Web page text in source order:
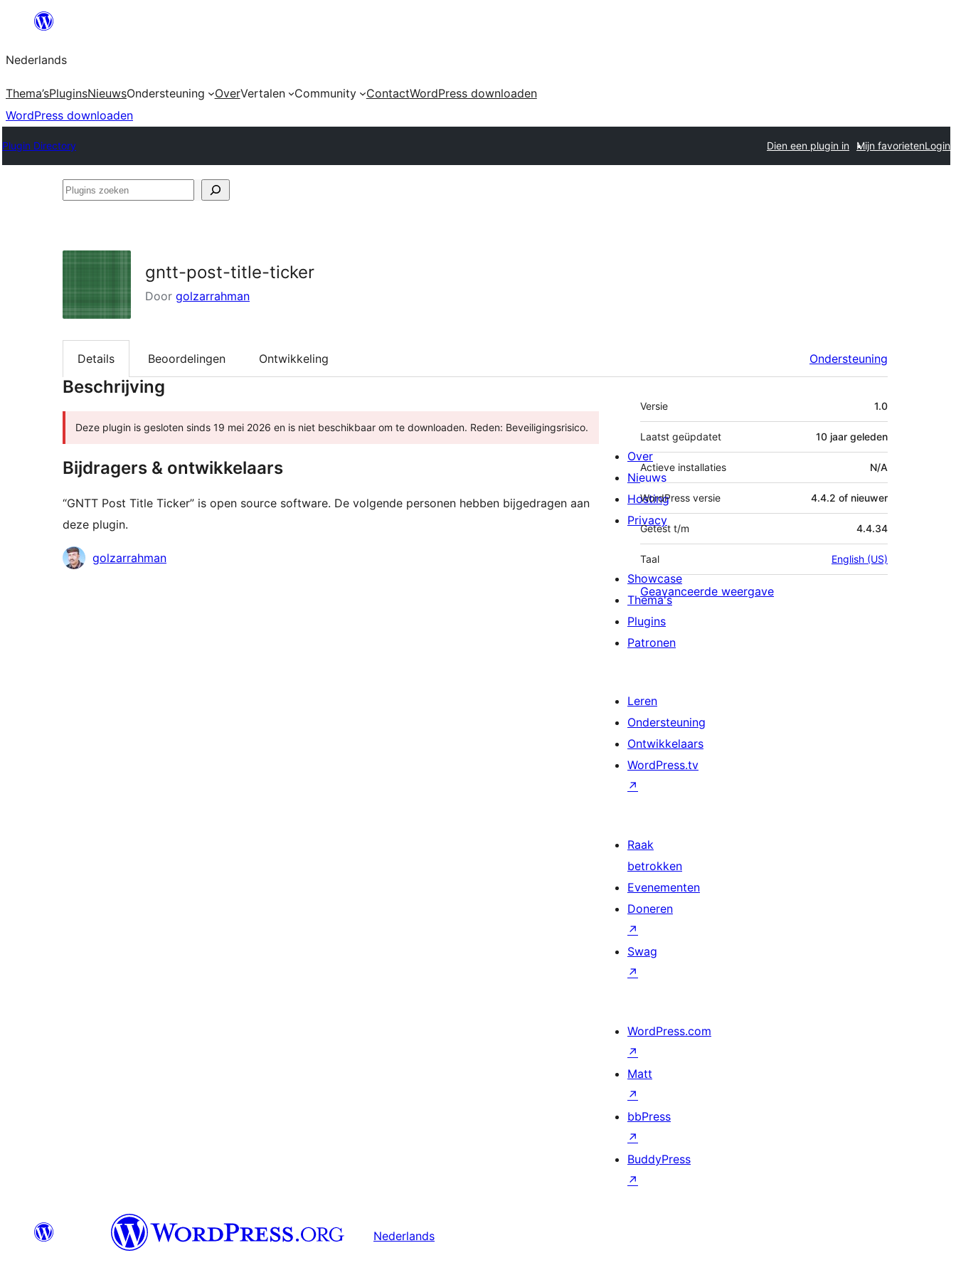
de
inhoud
Nederlands
Thema’sPluginsNieuwsOndersteuning OverVertalen Community ContactWordPress downloaden
WordPress downloaden
Plugin Directory Dien een plugin in Mijn favorietenLogin
Plugins
gntt-post-title-ticker
Door golzarrahman
Details Beoordelingen Ontwikkeling Ondersteuning
Beschrijving
Deze plugin is gesloten sinds 19 mei 2026 en is niet beschikbaar om te downloaden. Reden: Beveiligingsrisico.
Bijdragers & ontwikkelaars
“GNTT Post Title Ticker” is open source software. De volgende personen hebben bijgedragen aan
deze plugin.
Bijdragersgolzarrahman
Meta
Versie 1.0
Laatst geüpdatet 10 jaar geleden
Actieve installaties N/A
WordPress versie 4.4.2 of nieuwer
Getest t/m 4.4.34
Taal English (US)
Geavanceerde weergave
Over
Nieuws
Hosting
Privacy
Showcase
Thema's
Plugins
Patronen
Leren
Ondersteuning
Ontwikkelaars
WordPress.tv
↗
Raak
betrokken
Evenementen
Doneren
↗
Swag
↗
WordPress.com
↗
Matt
↗
bbPress
↗
BuddyPress
↗
Nederlands